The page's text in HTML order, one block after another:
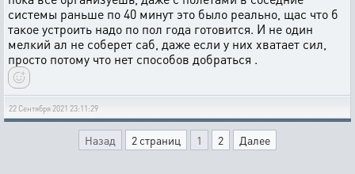
системы раньше по 40 минут это было реально, щас что б
такое устроить надо по пол года готовится. И не один
мелкий ал не соберет саб, даже если у них хватает сил,
просто потому что нет способов добраться .
22 Сентября 2021 23:11:29
Назад 2 страниц 1 2 Далее